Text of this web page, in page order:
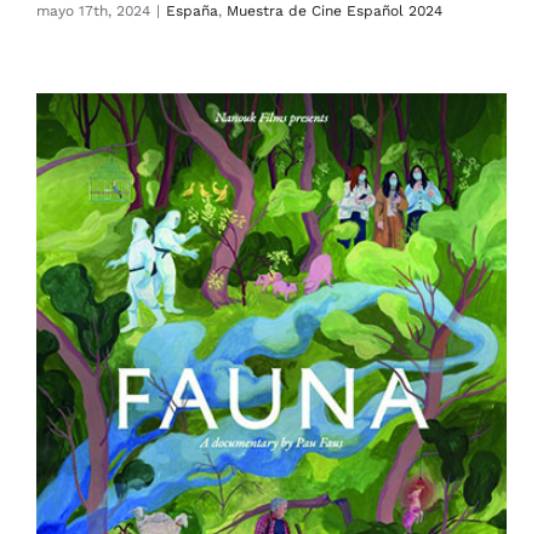
mayo 17th, 2024 | España, Muestra de Cine Español 2024
Fauna
España Muestra de Cine Español 2024